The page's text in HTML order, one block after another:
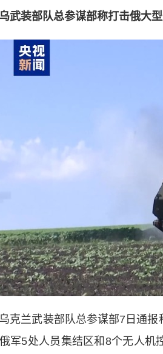
装部队总参谋部称打击俄大型
兰武装部队总参谋部7日通报
军5处人员集结区和8个无人机